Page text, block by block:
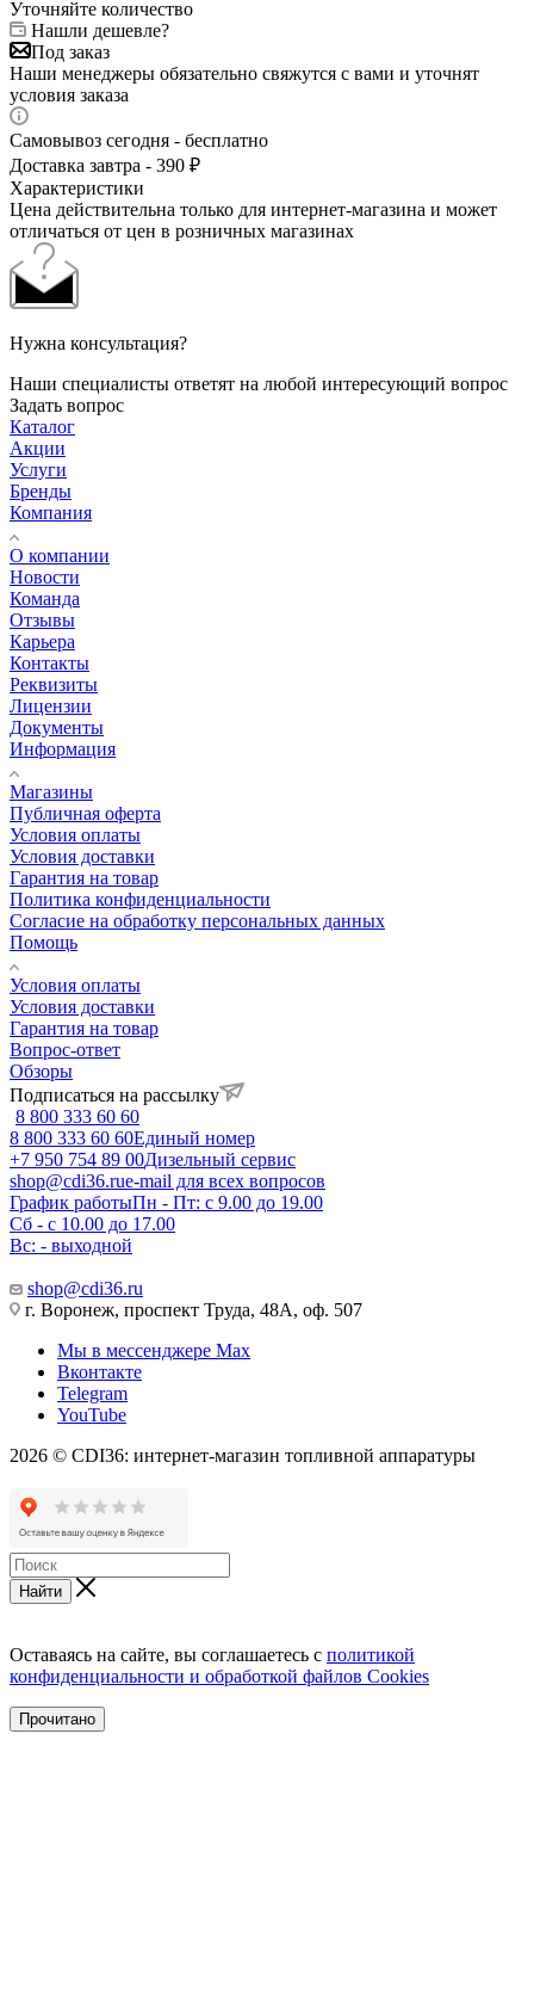
Уточняйте количество
Нашли дешевле?
Под заказ
Наши менеджеры обязательно свяжутся с вами и уточнят
условия заказа
Самовывоз сегодня - бесплатно
Доставка завтра - 390 ₽
Характеристики
Цена действительна только для интернет-магазина и может
отличаться от цен в розничных магазинах
Нужна консультация?
Наши специалисты ответят на любой интересующий вопрос
Задать вопрос
Каталог
Акции
Услуги
Бренды
Компания
О компании
Новости
Команда
Отзывы
Карьера
Контакты
Реквизиты
Лицензии
Документы
Информация
Магазины
Публичная оферта
Условия оплаты
Условия доставки
Гарантия на товар
Политика конфиденциальности
Согласие на обработку персональных данных
Помощь
Условия оплаты
Условия доставки
Гарантия на товар
Вопрос-ответ
Обзоры
Подписаться на рассылку
8 800 333 60 60
8 800 333 60 60Единый номер
+7 950 754 89 00Дизельный сервис
shop@cdi36.rue-mail для всех вопросов
График работыПн - Пт: с 9.00 до 19.00
Сб - с 10.00 до 17.00
Вс: - выходной
shop@cdi36.ru
г. Воронеж, проспект Труда, 48А, оф. 507
Мы в мессенджере Max
Вконтакте
Telegram
YouTube
2026 © CDI36: интернет-магазин топливной аппаратуры
Найти
Оставаясь на сайте, вы соглашаетесь с политикой
конфиденциальности и обработкой файлов Cookies
Прочитано